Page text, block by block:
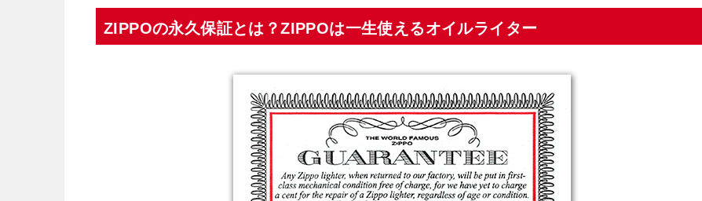
ZIPPOの永久保証とは？ZIPPOは一生使えるオイルライター